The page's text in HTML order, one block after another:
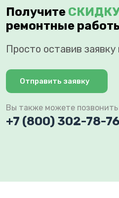
Получите СКИДКУ
ремонтные
Просто оставив заявку
Отправить заявку
Вы также можете позвонить
+7 (800) 302-78-76